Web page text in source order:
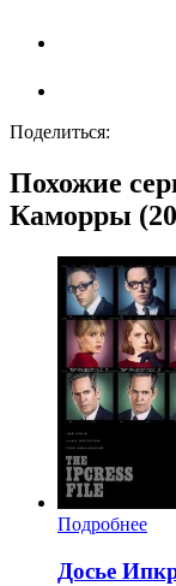
Поделиться:
Похожие
Каморры
Подробнее
Досье